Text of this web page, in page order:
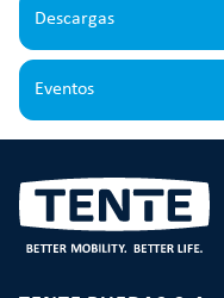
Descargas
Eventos